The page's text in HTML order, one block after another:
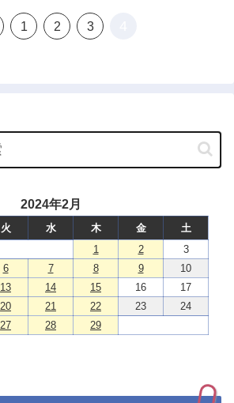
1 2 3
2024年2月
火 水 木 金
土
1
2
3
6 7 8 9
10
13 14 15 16
17
20 21 22 23
24
27 28 29